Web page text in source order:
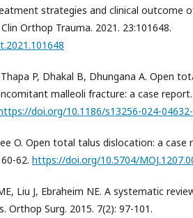
strategies and clinical outcome
Orthop Trauma. 2021. 23:101648.
P, Dhakal B, Dhungana A. Open
malleoli fracture: a case report.
doi.org/10.1186/s13256-024-
O. Open total talus dislocation: a case
62. https://doi.org/10.5704/
Liu J, Ebraheim NE. A systematic
Surg. 2015. 7(2): 97-101.